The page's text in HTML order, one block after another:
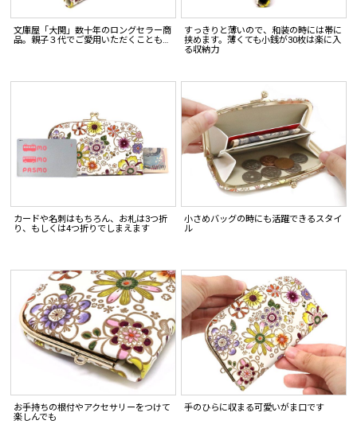
文庫屋「大関」数十年のロングセラー商
品。親子３代でご愛用いただくことも…
すっきりと薄いので、和装の時には帯に
挟めます。薄くても小銭が30枚は楽に入
る収納力
カードや名刺はもちろん、お札は3つ折
り、もしくは4つ折りでしまえます
小さめバッグの時にも活躍できるスタイ
ル
お手持ちの根付やアクセサリーをつけて
楽しんでも
手のひらに収まる可愛いがま口です